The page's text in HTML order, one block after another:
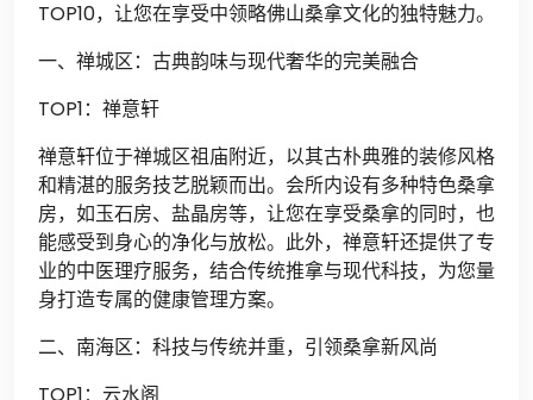
TOP10，让您在享受中领略佛山桑拿文化的独特魅力。
一、禅城区：古典韵味与现代奢华的完美融合
TOP1：禅意轩
禅意轩位于禅城区祖庙附近，以其古朴典雅的装修风格
和精湛的服务技艺脱颖而出。会所内设有多种特色桑拿
房，如玉石房、盐晶房等，让您在享受桑拿的同时，也
能感受到身心的净化与放松。此外，禅意轩还提供了专
业的中医理疗服务，结合传统推拿与现代科技，为您量
身打造专属的健康管理方案。
二、南海区：科技与传统并重，引领桑拿新风尚